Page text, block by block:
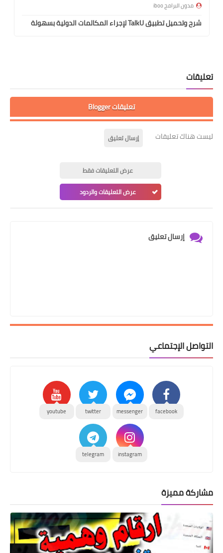
مدون البرامج iboo
شرح وتحميل تطبيق TalkU لإجراء المكالمات الدولية بسهولة
تعليقات
تعليقات Blogger
ليست هناك تعليقات إرسال تعليق
عرض التعليقات فقط
عرض التعليقات والردود
إرسال تعليق
التواصل الإجتماعي
facebook
messenger
twitter
youtube
instagram
telegram
مشاركة مميزة